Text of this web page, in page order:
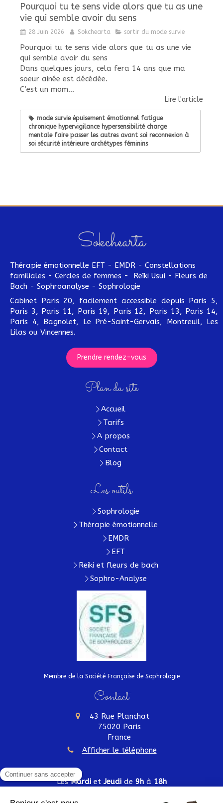
Pourquoi tu te sens vide alors que tu as une
vie qui semble avoir du sens
28 Juin 2026 Sokchearta sortir du mode survie
Pourquoi tu te sens vide alors que tu as une vie
qui semble avoir du sens
Dans quelques jours, cela fera 14 ans que ma
soeur ainée est décédée.
C’est un mom...
Lire l'article
mode survie épuisement émotionnel fatigue
chronique hypervigilance hypersensibilité charge
mentale faire passer les autres avant soi reconnexion à
soi sécurité intérieure archétypes féminins
Sokchearta
Thérapie émotionnelle EFT - EMDR - Constellations
familiales - Cercles de femmes - Reîki Usui - Fleurs de
Bach - Sophroanalyse - Sophrologie
Cabinet Paris 20, facilement accessible depuis Paris 5,
Paris 3, Paris 11, Paris 19, Paris 12, Paris 13, Paris 14,
Paris 4, Bagnolet, Le Pré-Saint-Gervais, Montreuil, Les
Lilas ou Vincennes.
Prendre rendez-vous
Plan du site
Accueil
Tarifs
A propos
Contact
Blog
Les outils
Sophrologie
Thérapie émotionnelle
EMDR
EFT
Reiki et fleurs de bach
Sophro-Analyse
Membre de la Société Française de Sophrologie
Contact
43 Rue Planchat
75020 Paris
France
Afficher le téléphone
LesMardiet Jeudide 9hà 18h